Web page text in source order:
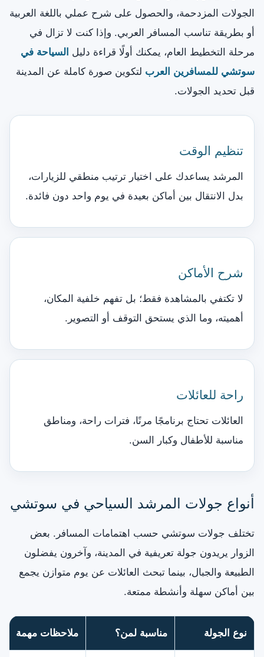
الجولات المزدحمة، والحصول على شرح عملي باللغة العربية
أو بطريقة تناسب المسافر العربي. وإذا كنت لا تزال في
مرحلة التخطيط العام، يمكنك أولًا قراءة دليل السياحة في
سوتشي للمسافرين العرب لتكوين صورة كاملة عن المدينة
قبل تحديد الجولات.
تنظيم الوقت
المرشد يساعدك على اختيار ترتيب منطقي للزيارات،
بدل الانتقال بين أماكن بعيدة في يوم واحد دون فائدة.
شرح الأماكن
لا تكتفي بالمشاهدة فقط؛ بل تفهم خلفية المكان،
أهميته، وما الذي يستحق التوقف أو التصوير.
راحة للعائلات
العائلات تحتاج برنامجًا مرنًا، فترات راحة، ومناطق
مناسبة للأطفال وكبار السن.
أنواع جولات المرشد السياحي في سوتشي
تختلف جولات سوتشي حسب اهتمامات المسافر. بعض
الزوار يريدون جولة تعريفية في المدينة، وآخرون يفضلون
الطبيعة والجبال، بينما تبحث العائلات عن يوم متوازن يجمع
بين أماكن سهلة وأنشطة ممتعة.
نوع الجولة مناسبة لمن؟ ملاحظات مهمة